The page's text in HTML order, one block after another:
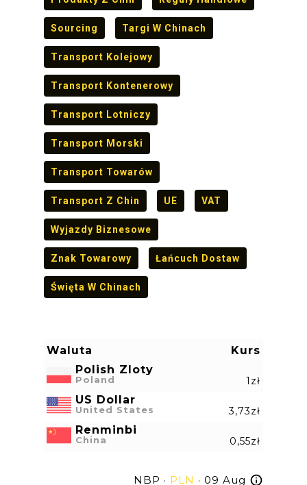
Sourcing Targi W Chinach
Transport Kolejowy
Transport Kontenerowy
Transport Lotniczy
Transport Morski
Transport Towarów
Transport Z Chin UE VAT
Wyjazdy Biznesowe
Znak Towarowy Łańcuch Dostaw
Święta W Chinach
Waluta
Kurs
Polish Zloty
Poland 1zł
US Dollar
United States 3,73zł
Renminbi
China 0,55zł
NBP · PLN · 09 Aug